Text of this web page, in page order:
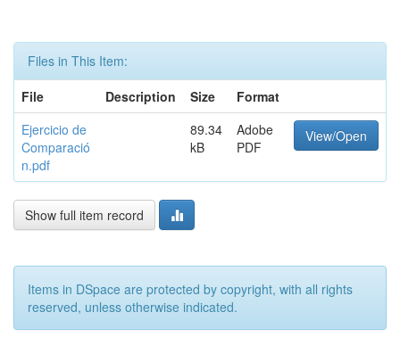
Files in This Item:
File
Description Size
Format
Ejercicio de
Comparació
n.pdf
89.34
kB
Adobe
PDF
View/Open
Show full item record
Items in DSpace are protected by copyright, with all rights
reserved, unless otherwise indicated.